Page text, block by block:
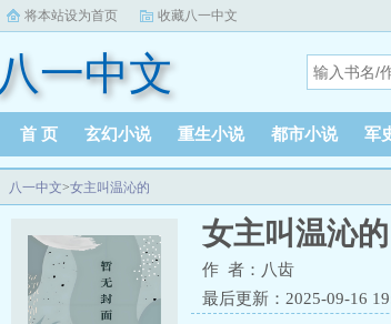
将本站设为首页 收藏八一中文
八一中文
首 页 玄幻小说 重生小说 都市小说 军
八一中文>女主叫温沁的
女主叫温沁的
作 者：八齿
最后更新：2025-09-16